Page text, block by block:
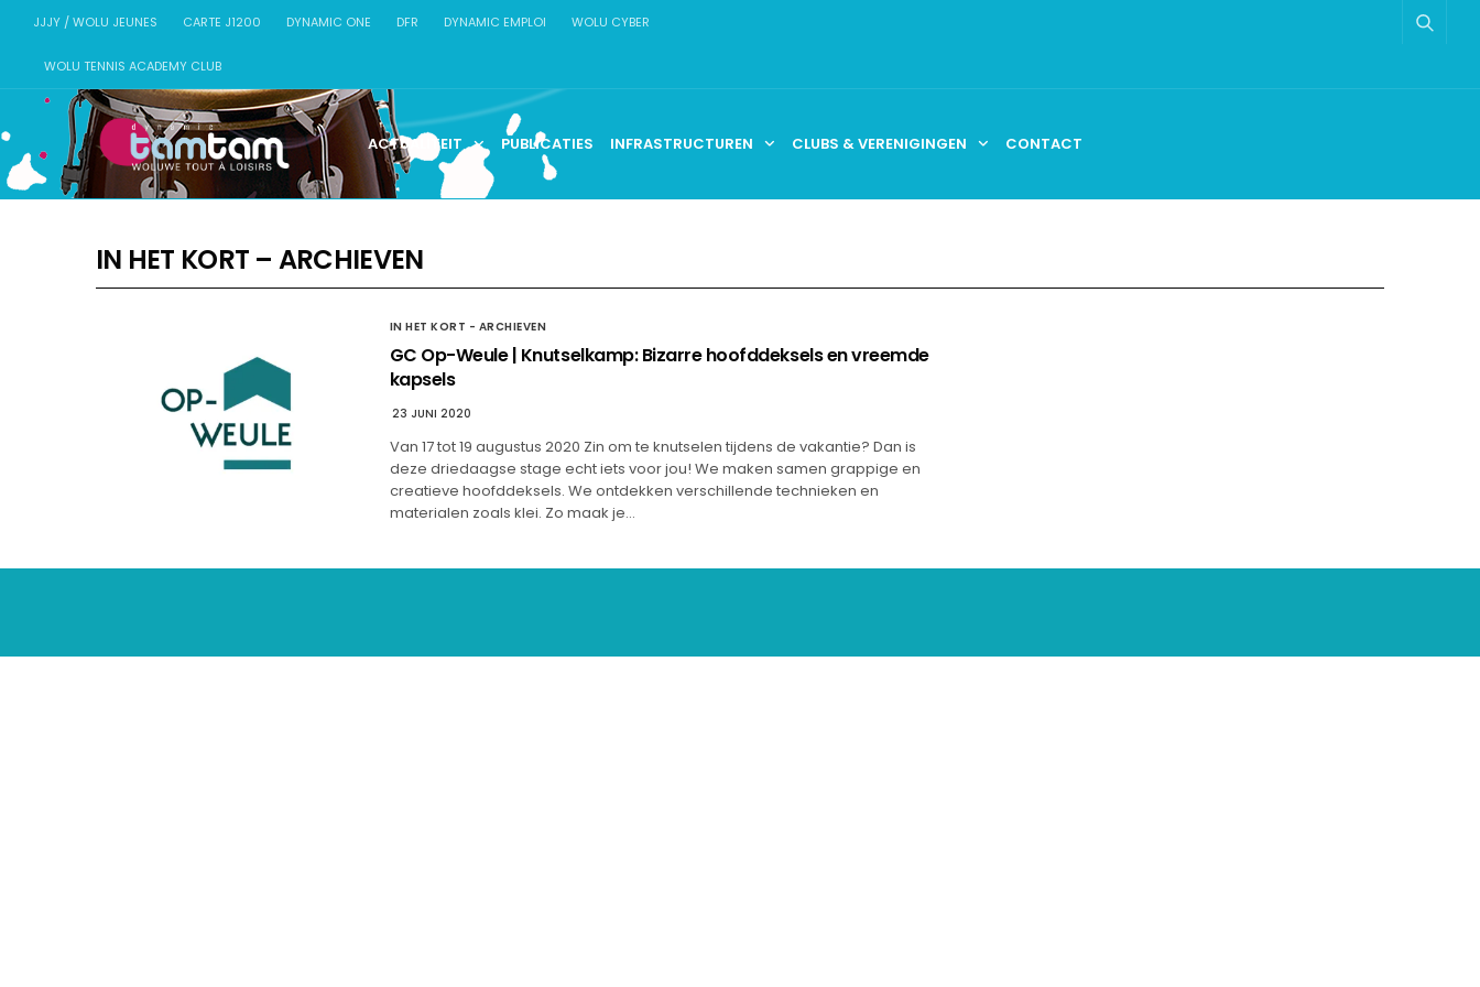
JJJY / WOLU JEUNES CARTE J1200 DYNAMIC ONE DFR DYNAMIC EMPLOI WOLU CYBER
WOLU TENNIS ACADEMY CLUB
ACTUALITEIT PUBLICATIES INFRASTRUCTUREN CLUBS & VERENIGINGEN CONTACT
IN HET KORT – ARCHIEVEN
IN HET KORT - ARCHIEVEN
GC Op-Weule | Knutselkamp: Bizarre hoofddeksels en vreemde
kapsels
23 JUNI 2020
Van 17 tot 19 augustus 2020 Zin om te knutselen tijdens de vakantie? Dan is
deze driedaagse stage echt iets voor jou! We maken samen grappige en
creatieve hoofddeksels. We ontdekken verschillende technieken en
materialen zoals klei. Zo maak je…